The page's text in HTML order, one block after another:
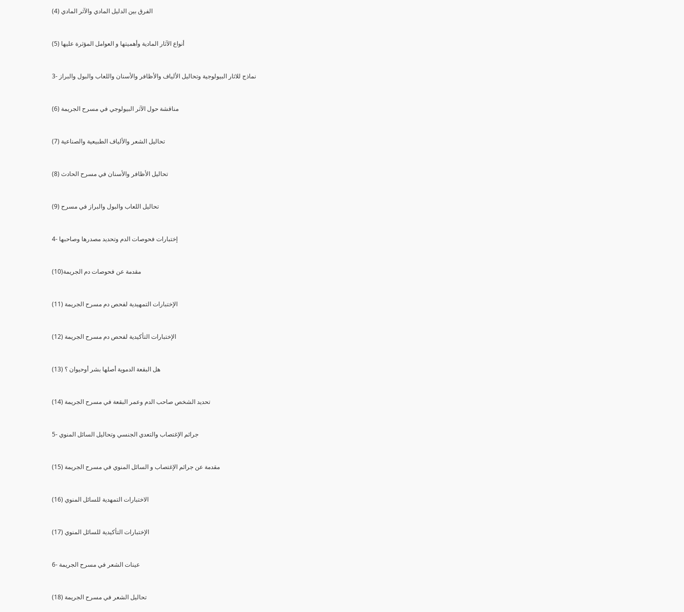
(4) الفرق بين الدليل المادي والآثر المادي
(5) أنواع الآثار المادية وأهميتها و العوامل المؤثرة عليها
3- نماذج للاثار البيولوجية وتحاليل الألياف والأظافر والأسنان واللعاب والبول والبراز
(6) مناقشة حول الآثر البيولوجي في مسرح الجريمة
(7) تحاليل الشعر والألياف الطبيعية والصناعية
(8) تحاليل الأظافر والأسنان في مسرح الحادث
(9) تحاليل اللعاب والبول والبراز في مسرح
4- إختبارات فحوصات الدم وتحديد مصدرها وصاحبها
(10)مقدمة عن فحوصات دم الجريمة
(11) الإختبارات التمهيدية لفحص دم مسرح الجريمة
(12) الإختبارات التأكيدية لفحص دم مسرح الجريمة
(13) هل البقعة الدموية أصلها بشر أوحيوان ؟
(14) تحديد الشخص صاحب الدم وعمر البقعة في مسرح الجريمة
5- جرائم الإغتصاب والتعدي الجنسي وتحاليل السائل المنوي
(15) مقدمة عن جرائم الإغتصاب و السائل المنوي في مسرح الجريمة
(16) الاختبارات التمهدية للسائل المنوي
(17) الإختبارات التأكيدية للسائل المنوي
6- عينات الشعر في مسرح الجريمة
(18) تحاليل الشعر في مسرح الجريمة